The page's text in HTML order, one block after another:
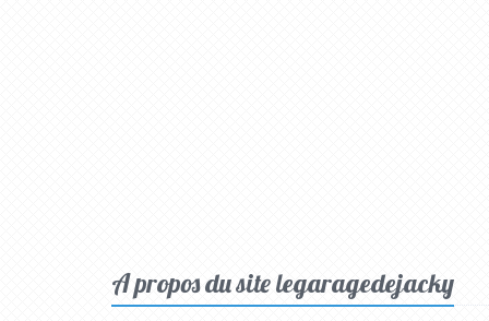
A propos du site legaragedejacky